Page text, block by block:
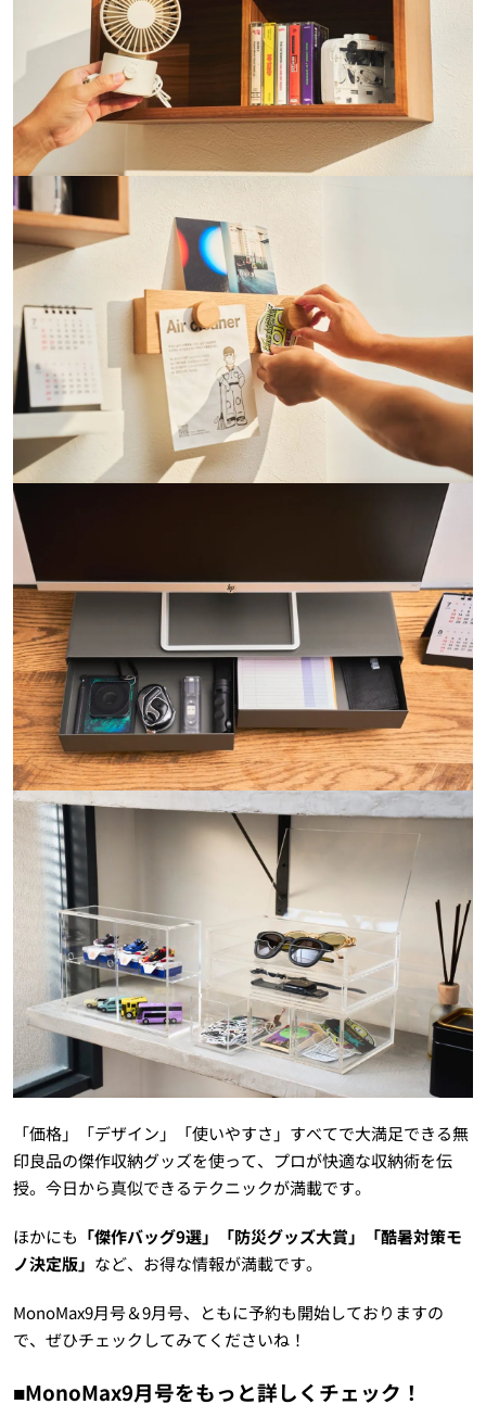
「価格」「デザイン」「使いやすさ」すべてで大満足できる無
印良品の傑作収納グッズを使って、プロが快適な収納術を伝
授。今日から真似できるテクニックが満載です。
ほかにも 「傑作バッグ9選」「防災グッズ大賞」「酷暑対策モ
ノ決定版」 など、お得な情報が満載です。
MonoMax9月号＆9月号、ともに予約も開始しておりますの
で、ぜひチェックしてみてくださいね！
■MonoMax9月号をもっと詳しくチェック！